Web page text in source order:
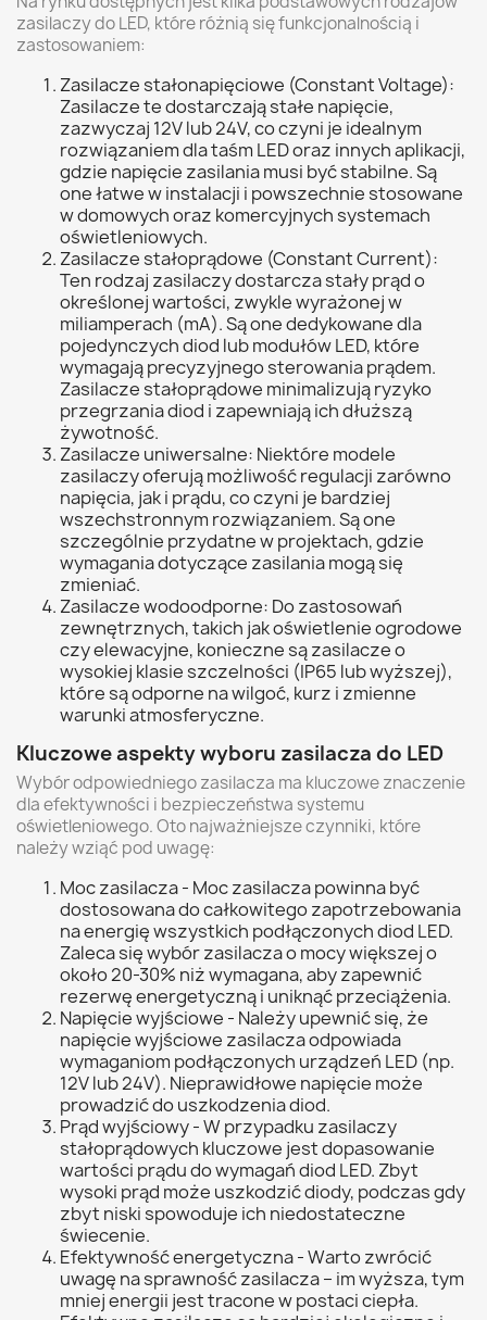
zasilaczy do LED, które różnią się funkcjonalnością i
zastosowaniem:
Zasilacze stałonapięciowe (Constant Voltage):
Zasilacze te dostarczają stałe napięcie,
zazwyczaj 12V lub 24V, co czyni je idealnym
rozwiązaniem dla taśm LED oraz innych aplikacji,
gdzie napięcie zasilania musi być stabilne. Są
one łatwe w instalacji i powszechnie stosowane
w domowych oraz komercyjnych systemach
oświetleniowych.
Zasilacze stałoprądowe (Constant Current):
Ten rodzaj zasilaczy dostarcza stały prąd o
określonej wartości, zwykle wyrażonej w
miliamperach (mA). Są one dedykowane dla
pojedynczych diod lub modułów LED, które
wymagają precyzyjnego sterowania prądem.
Zasilacze stałoprądowe minimalizują ryzyko
przegrzania diod i zapewniają ich dłuższą
żywotność.
Zasilacze uniwersalne: Niektóre modele
zasilaczy oferują możliwość regulacji zarówno
napięcia, jak i prądu, co czyni je bardziej
wszechstronnym rozwiązaniem. Są one
szczególnie przydatne w projektach, gdzie
wymagania dotyczące zasilania mogą się
zmieniać.
Zasilacze wodoodporne: Do zastosowań
zewnętrznych, takich jak oświetlenie ogrodowe
czy elewacyjne, konieczne są zasilacze o
wysokiej klasie szczelności (IP65 lub wyższej),
które są odporne na wilgoć, kurz i zmienne
warunki atmosferyczne.
Kluczowe aspekty wyboru zasilacza do LED
Wybór odpowiedniego zasilacza ma kluczowe znaczenie
dla efektywności i bezpieczeństwa systemu
oświetleniowego. Oto najważniejsze czynniki, które
należy wziąć pod uwagę:
Moc zasilacza - Moc zasilacza powinna być
dostosowana do całkowitego zapotrzebowania
na energię wszystkich podłączonych diod LED.
Zaleca się wybór zasilacza o mocy większej o
około 20-30% niż wymagana, aby zapewnić
rezerwę energetyczną i uniknąć przeciążenia.
Napięcie wyjściowe - Należy upewnić się, że
napięcie wyjściowe zasilacza odpowiada
wymaganiom podłączonych urządzeń LED (np.
12V lub 24V). Nieprawidłowe napięcie może
prowadzić do uszkodzenia diod.
Prąd wyjściowy - W przypadku zasilaczy
stałoprądowych kluczowe jest dopasowanie
wartości prądu do wymagań diod LED. Zbyt
wysoki prąd może uszkodzić diody, podczas gdy
zbyt niski spowoduje ich niedostateczne
świecenie.
Efektywność energetyczna - Warto zwrócić
uwagę na sprawność zasilacza – im wyższa, tym
mniej energii jest tracone w postaci ciepła.